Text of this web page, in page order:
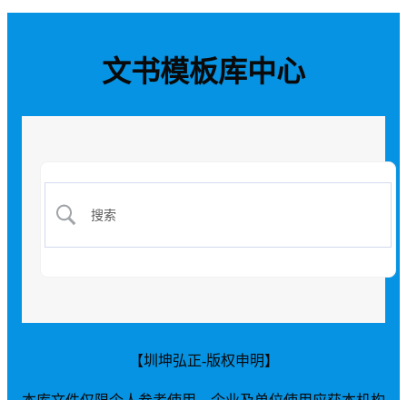
文书模板库中心
【圳坤弘正-版权申明】